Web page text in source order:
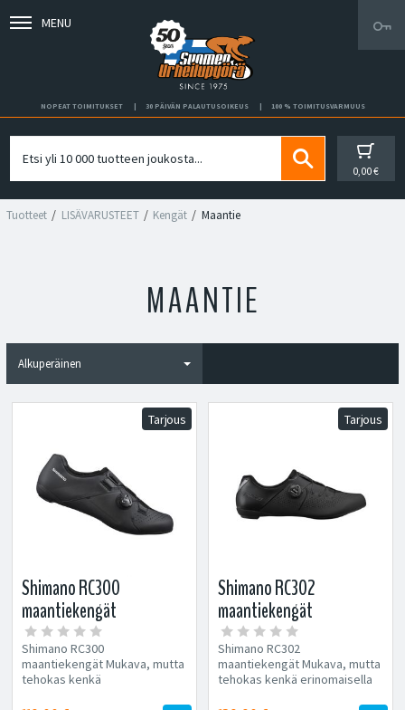
MENU
NOPEAT TOIMITUKSET 30 PÄIVÄN PALAUTUSOIKEUS 100 % TOIMITUSVARMUUS
0,00 €
Tuotteet LISÄVARUSTEET Kengät Maantie
MAANTIE
Tarjous
Shimano RC300
maantiekengät
Shimano RC300
maantiekengät Mukava, mutta
tehokas kenkä
Tarjous
Shimano RC302
maantiekengät
Shimano RC302
maantiekengät Mukava, mutta
tehokas kenkä erinomaisella